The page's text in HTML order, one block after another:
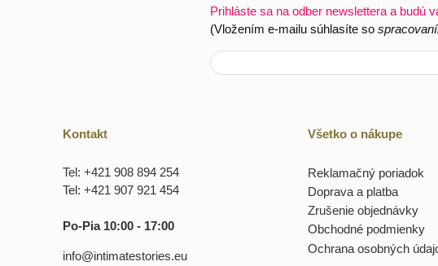
Prihláste sa na odber newslettera a budú
(Vložením e-mailu súhlasíte so
Kontakt
Tel: +421 908 894 254
Tel: +421 907 921 454
Po-Pia 10:00 - 17:00
info@intimatestories.eu
Všetko o nákupe
Reklamačný poriadok
Doprava a platba
Zrušenie objednávky
Obchodné podmienky
Ochrana osobných